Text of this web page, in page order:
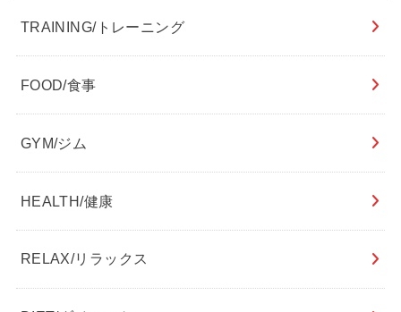
TRAINING/トレーニング
FOOD/食事
GYM/ジム
HEALTH/健康
RELAX/リラックス